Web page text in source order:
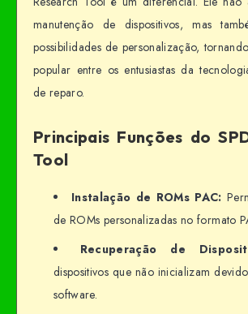
manutenção de dispositivos, mas
possibilidades de personalização,
popular entre os entusiastas da
de reparo.
Principais Funções do
Tool
Instalação de ROMs PAC:
de ROMs personalizadas no formato
Recuperação de
dispositivos que não inicializam
software.